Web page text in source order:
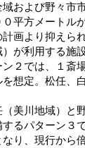
および野々市
平方メートル
画より抑えら
が利用する施
２では、１斎
を想定。松任、
美川地域）と
するパターン３
なり、現行から